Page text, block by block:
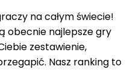
na całym świecie!
obecnie najlepsze gry
zestawienie,
Nasz ranking to